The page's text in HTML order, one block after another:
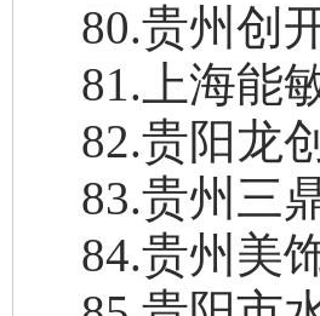
80.贵州创
81. 上海能
82.贵阳龙
83.贵州三
84.贵州美